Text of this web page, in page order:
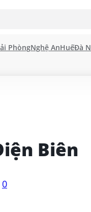
PhòngNghệ AnHuếĐà
Biên
0